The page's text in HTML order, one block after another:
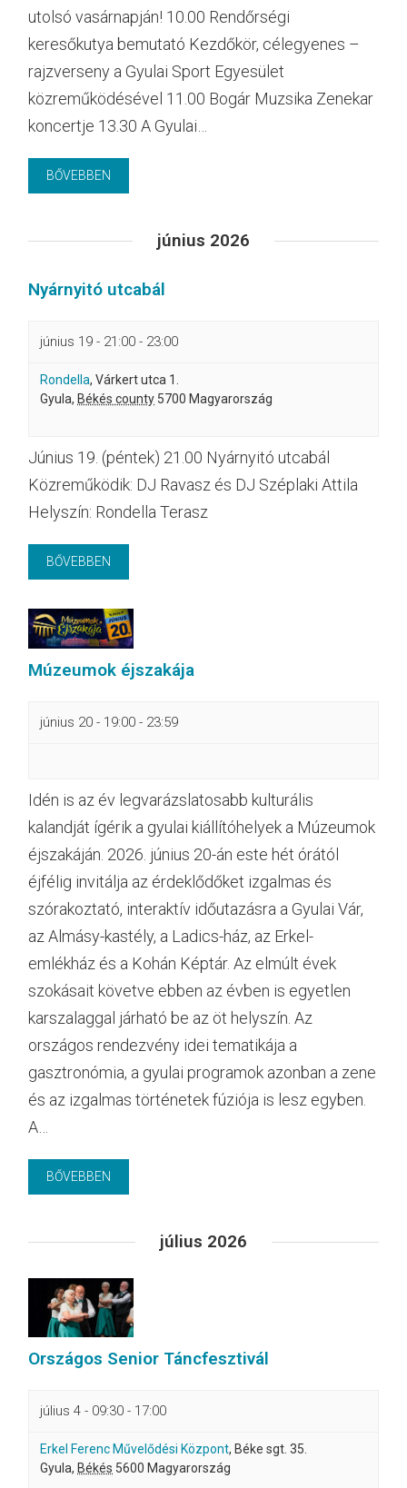
utolsó vasárnapján! 10.00 Rendőrségi
keresőkutya bemutató Kezdőkör, célegyenes –
rajzverseny a Gyulai Sport Egyesület
közreműködésével 11.00 Bogár Muzsika Zenekar
koncertje 13.30 A Gyulai…
BŐVEBBEN
június 2026
Nyárnyitó utcabál
június 19 - 21:00 - 23:00
Rondella,Várkert utca 1.
Gyula, Békés county 5700 Magyarország
Június 19. (péntek) 21.00 Nyárnyitó utcabál
Közreműködik: DJ Ravasz és DJ Széplaki Attila
Helyszín: Rondella Terasz
BŐVEBBEN
Múzeumok éjszakája
június 20 - 19:00 - 23:59
Idén is az év legvarázslatosabb kulturális
kalandját ígérik a gyulai kiállítóhelyek a Múzeumok
éjszakáján. 2026. június 20-án este hét órától
éjfélig invitálja az érdeklődőket izgalmas és
szórakoztató, interaktív időutazásra a Gyulai Vár,
az Almásy-kastély, a Ladics-ház, az Erkel-
emlékház és a Kohán Képtár. Az elmúlt évek
szokásait követve ebben az évben is egyetlen
karszalaggal járható be az öt helyszín. Az
országos rendezvény idei tematikája a
gasztronómia, a gyulai programok azonban a zene
és az izgalmas történetek fúziója is lesz egyben.
A…
BŐVEBBEN
július 2026
Országos Senior Táncfesztivál
július 4 - 09:30 - 17:00
Erkel Ferenc Művelődési Központ, Béke sgt. 35.
Gyula, Békés 5600 Magyarország